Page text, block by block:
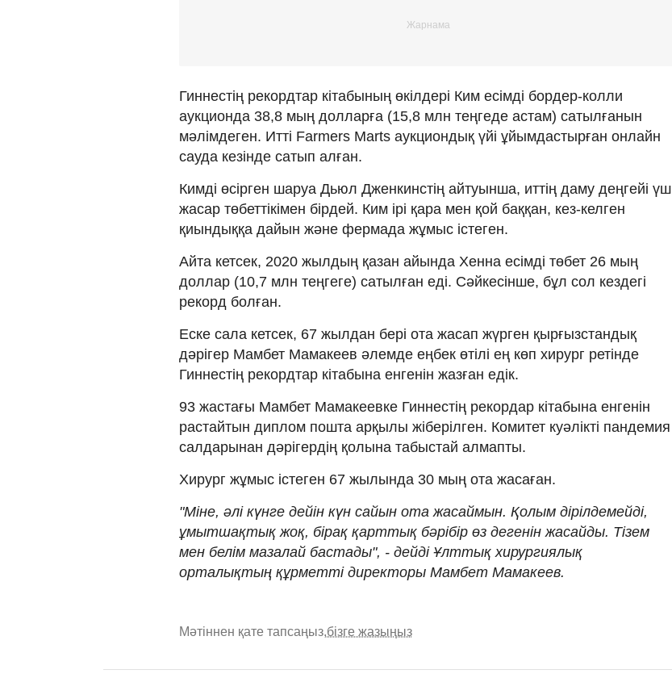
Гиннестің рекордтар кітабының өкілдері Ким есімді бордер-колли
аукционда 38,8 мың долларға (15,8 млн теңгеде астам) сатылғанын
мәлімдеген. Итті Farmers Marts аукциондық үйі ұйымдастырған онлайн
сауда кезінде сатып алған.
Кимді өсірген шаруа Дьюл Дженкинстің айтуынша, иттің даму деңгейі үш
жасар төбеттікімен бірдей. Ким ірі қара мен қой баққан, кез-келген
қиындыққа дайын және фермада жұмыс істеген.
Айта кетсек, 2020 жылдың қазан айында Хенна есімді төбет 26 мың
доллар (10,7 млн теңгеге) сатылған еді. Сәйкесінше, бұл сол кездегі
рекорд болған.
Еске сала кетсек, 67 жылдан бері ота жасап жүрген қырғызстандық
дәрігер Мамбет Мамакеев әлемде еңбек өтілі ең көп хирург ретінде
Гиннестің рекордтар кітабына енгенін жазған едік.
93 жастағы Мамбет Мамакеевке Гиннестің рекордар кітабына енгенін
растайтын диплом пошта арқылы жіберілген. Комитет куәлікті пандемия
салдарынан дәрігердің қолына табыстай алмапты.
Хирург жұмыс істеген 67 жылында 30 мың ота жасаған.
"Міне, әлі күнге дейін күн сайын ота жасаймын. Қолым дірілдемейді,
ұмытшақтық жоқ, бірақ қарттық бәрібір өз дегенін жасайды. Тізем
мен белім мазалай бастады", - дейді Ұлттық хирургиялық
орталықтың құрметті директоры Мамбет Мамакеев.
Мәтіннен қате тапсаңыз,бізге жазыңыз